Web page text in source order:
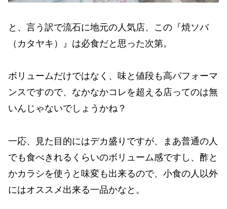
と、言う訳で流石に地元の人気店、この『焼ソバ
（カタヤキ）』は必食だと思った次第。
ボリュームだけではなく、味と値段も高パフォーマ
ンスですので、なかなかコレを超える店ってのは無
いんじゃないでしょうかね？
一応、見た目的にはデカ盛りですが、まあ普通の人
でも食べきれるくらいのボリューム感ですし、酢と
かカラシを使うと味変も出来るので、小食の人以外
にはオススメ出来る一品かなと。